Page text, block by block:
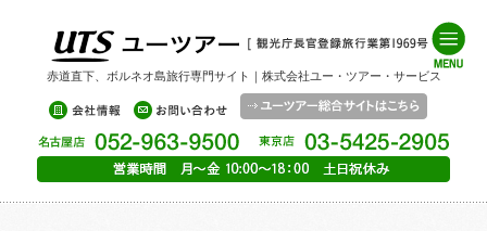
赤道直下、ボルネオ島旅行専門サイト｜株式会社ユー・ツアー・サービス